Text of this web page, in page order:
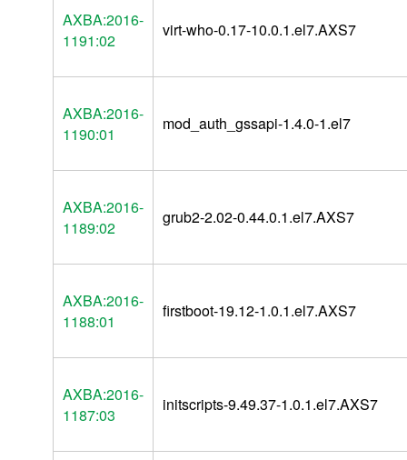
AXBA:2016-
1191:02
virt-who-0.17-10.0.1.el7.AXS7
AXBA:2016-
1190:01
mod_auth_gssapi-1.4.0-1.el7
AXBA:2016-
1189:02
grub2-2.02-0.44.0.1.el7.AXS7
AXBA:2016-
1188:01
firstboot-19.12-1.0.1.el7.AXS7
AXBA:2016-
1187:03
initscripts-9.49.37-1.0.1.el7.AXS7